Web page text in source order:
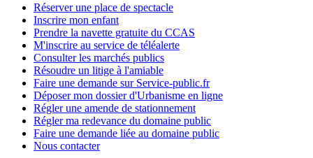
Réserver une place de spectacle
Inscrire mon enfant
Prendre la navette gratuite du CCAS
M'inscrire au service de téléalerte
Consulter les marchés publics
Résoudre un litige à l'amiable
Faire une demande sur Service-public.fr
Déposer mon dossier d'Urbanisme en ligne
Régler une amende de stationnement
Régler ma redevance du domaine public
Faire une demande liée au domaine public
Nous contacter